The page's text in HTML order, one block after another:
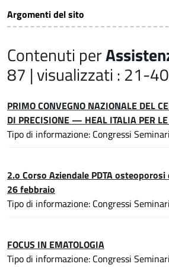
Argomenti del sito
Contenuti per
87 | visualizzati : 21-40
PRIMO CONVEGNO NAZIONALE DEL
DI PRECISIONE — HEAL ITALIA PER
Tipo di informazione: Congressi
2.o Corso Aziendale PDTA
26 febbraio
Tipo di informazione: Congressi
FOCUS IN EMATOLOGIA
Tipo di informazione: Congressi